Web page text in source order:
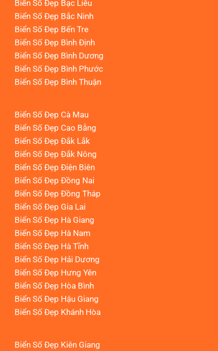
Biển Số Đẹp Bạc Liêu
Biển Số Đẹp Bắc Ninh
Biển Số Đẹp Bến Tre
Biển Số Đẹp Bình Định
Biển Số Đẹp Bình Dương
Biển Số Đẹp Bình Phước
Biển Số Đẹp Bình Thuận
Biển Số Đẹp Cà Mau
Biển Số Đẹp Cao Bằng
Biển Số Đẹp Đắk Lắk
Biển Số Đẹp Đắk Nông
Biển Số Đẹp Điện Biên
Biển Số Đẹp Đồng Nai
Biển Số Đẹp Đồng Tháp
Biển Số Đẹp Gia Lai
Biển Số Đẹp Hà Giang
Biển Số Đẹp Hà Nam
Biển Số Đẹp Hà Tĩnh
Biển Số Đẹp Hải Dương
Biển Số Đẹp Hưng Yên
Biển Số Đẹp Hòa Bình
Biển Số Đẹp Hậu Giang
Biển Số Đẹp Khánh Hòa
Biển Số Đẹp Kiên Giang